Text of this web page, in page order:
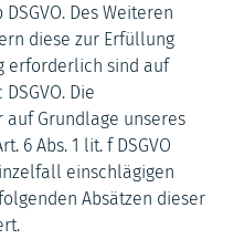
Des Weiteren
diese zur Erfüllung
erforderlich sind auf
Die
Grundlage unseres
6 Abs. 1 lit. f DSGVO
einschlägigen
Absätzen dieser